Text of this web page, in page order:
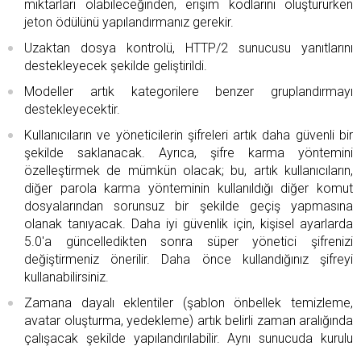
miktarları olabileceğinden, erişim kodlarını oluştururken
jeton ödülünü yapılandırmanız gerekir.
Uzaktan dosya kontrolü, HTTP/2 sunucusu yanıtlarını
destekleyecek şekilde geliştirildi.
Modeller artık kategorilere benzer gruplandırmayı
destekleyecektir.
Kullanıcıların ve yöneticilerin şifreleri artık daha güvenli bir
şekilde saklanacak. Ayrıca, şifre karma yöntemini
özelleştirmek de mümkün olacak; bu, artık kullanıcıların,
diğer parola karma yönteminin kullanıldığı diğer komut
dosyalarından sorunsuz bir şekilde geçiş yapmasına
olanak tanıyacak. Daha iyi güvenlik için, kişisel ayarlarda
5.0'a güncelledikten sonra süper yönetici şifrenizi
değiştirmeniz önerilir. Daha önce kullandığınız şifreyi
kullanabilirsiniz.
Zamana dayalı eklentiler (şablon önbellek temizleme,
avatar oluşturma, yedekleme) artık belirli zaman aralığında
çalışacak şekilde yapılandırılabilir. Aynı sunucuda kurulu